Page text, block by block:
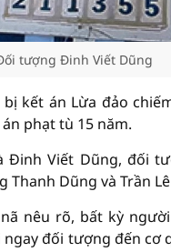
tượng Đinh Viết Dũng
kết án Lừa đảo
phạt tù 15 năm.
Đinh Viết Dũng, đối
Thanh Dũng và Trần
nêu rõ, bất kỳ
đối tượng đến cơ